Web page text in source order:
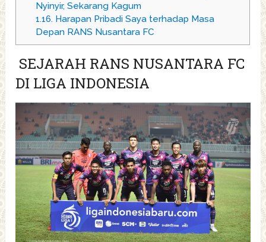
Nyinyir, Sekarang Kagum
1.16.Harapan Pribadi Saya terhadap Masa
Depan RANS Nusantara FC
️ SEJARAH RANS NUSANTARA FC
DI LIGA INDONESIA